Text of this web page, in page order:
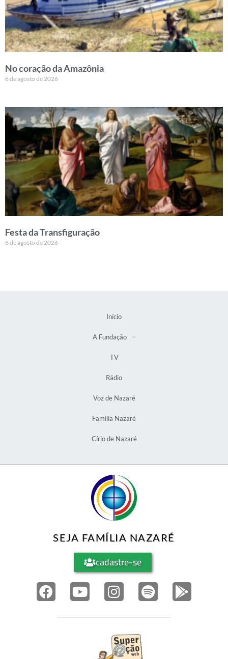
No coração da Amazônia
6 de agosto de 2026
Festa da Transfiguração
6 de agosto de 2026
Início
A Fundação
TV
Rádio
Voz de Nazaré
Família Nazaré
Círio de Nazaré
SEJA FAMÍLIA NAZARÉ
cadastre-se